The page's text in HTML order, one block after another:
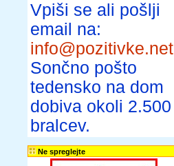
Vpiši se ali pošlji
email na:
info@pozitivke.net
Sončno pošto
tedensko na dom
dobiva okoli 2.500
bralcev.
Ne spreglejte